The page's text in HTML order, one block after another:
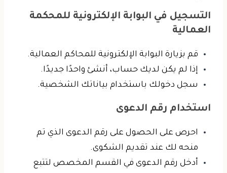
التسجيل في البوابة الإلكترونية للمحكمة
العمالية
قم بزيارة البوابة الإلكترونية للمحاكم العمالية.
إذا لم يكن لديك حساب، أنشئ واحدًا جديدًا.
سجل دخولك باستخدام بياناتك الشخصية.
استخدام رقم الدعوى
احرص على الحصول على رقم الدعوى الذي تم
منحه لك عند تقديم الشكوى.
أدخل رقم الدعوى في القسم المخصص لتتبع